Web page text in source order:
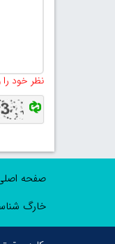
نظر خود را
صفحه
خارگ